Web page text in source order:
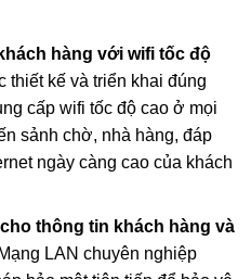
hàng với wifi tốc độ
kế và triển khai đúng
cấp wifi tốc độ cao ở mọi
sảnh chờ, nhà hàng, đáp
ngày càng cao của khách
thông tin khách hàng và
Mạng LAN chuyên nghiệp